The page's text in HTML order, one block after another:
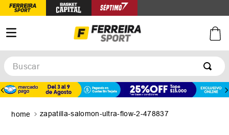
Buscar
zapatilla-salomon-ultra-flow-2-478837
TÉRMINOS MÁS BUSCADOS
basquet